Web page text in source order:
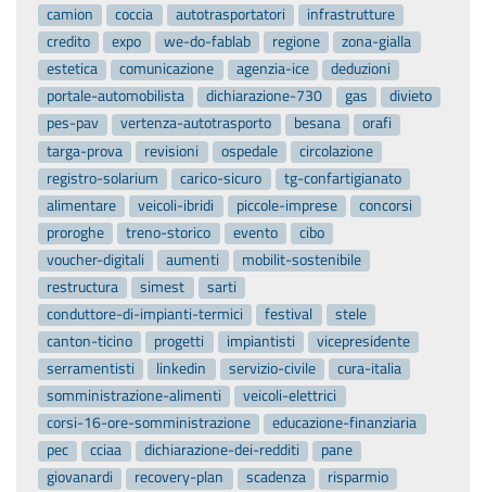
estetica
comunicazione agenzia-ice
deduzioni
portale-automobilista
dichiarazione-730 gas
divieto
pes-pav
vertenza-autotrasporto besana
orafi
targa-prova
revisioni ospedale
circolazione
registro-solarium
carico-sicuro
tg-confartigianato
alimentare
veicoli-ibridi piccole-imprese
concorsi
proroghe
treno-storico evento
cibo
voucher-digitali
aumenti
mobilit-sostenibile
restructura
simest
sarti
conduttore-di-impianti-termici
festival
stele
canton-ticino
progetti impiantisti
serramentisti
linkedin servizio-civile
cura-italia
somministrazione-alimenti
veicoli-elettrici
corsi-16-ore-somministrazione
educazione-finanziaria
pec
cciaa dichiarazione-dei-redditi
pane
giovanardi
recovery-plan scadenza
risparmio
parit-genere
impaloni
casa-alessia
riunione-di-territorio
veicoli studio mepa
tirocinio